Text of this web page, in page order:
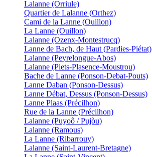
Lalanne (Orriule)
Quartier de Lalanne (Orthez)
Cami de la Lanne (Ouillon)
La Lanne (Ouillon)
Lalanne (Ozenx-Montestrucq)
Lanne de Bach, de Haut (Pardies-Piétat)
Lalanne (Peyrelongue-Abos)
Lalanne (Piets-Plasence-Moustrou)
Bache de Lanne (Ponson-Debat-Pouts)
Lanne Daban (Ponson-Dessus)
Lanne Débat, Dessus (Ponson-Dessus)
Lanne Plaas (Précilhon)
Rue de la Lanne (Précilhon)
Lalanne (Puyoô / Pujòu)
Lalanne (Ramous)
La Lanne (Ribarrouy)
Lalanne (Saint-Laurent-Bretagne)